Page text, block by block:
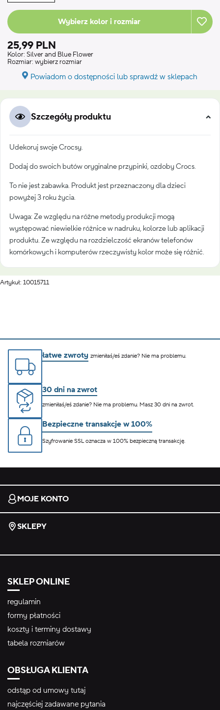
Wybierz kolor i rozmiar
25,99 PLN
Kolor: Silver and Blue Flower
Rozmiar: wybierz rozmiar
Powiadom o dostępności lub sprawdź w sklepach
Szczegóły produktu
Udekoruj swoje Crocsy.
Dodaj do swoich butów oryginalne przypinki, ozdoby Crocs.
To nie jest zabawka. Produkt jest przeznaczony dla dzieci
powyżej 3 roku życia.
Uwaga: Ze względu na różne metody produkcji mogą
występować niewielkie różnice w nadruku, kolorze lub aplikacji
produktu. Ze względu na rozdzielczość ekranów telefonów
komórkowych i komputerów rzeczywisty kolor może się różnić.
Artykuł: 10015711
łatwe zwroty zmieniłaś/eś zdanie? Nie ma problemu.
30 dni na zwrot
zmieniłaś/eś zdanie? Nie ma problemu. Masz 30 dni na zwrot.
Bezpieczne transakcje w 100%
Szyfrowanie SSL oznacza w 100% bezpieczną transakcję.
MOJE KONTO
SKLEPY
SKLEP ONLINE
regulamin
formy płatności
koszty i terminy dostawy
tabela rozmiarów
OBSŁUGA KLIENTA
odstąp od umowy tutaj
najczęściej zadawane pytania